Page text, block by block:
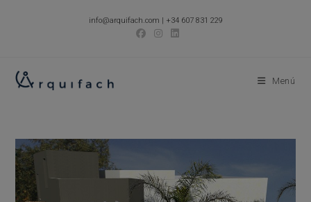
info@arquifach.com | +34 607 831 229
Menú